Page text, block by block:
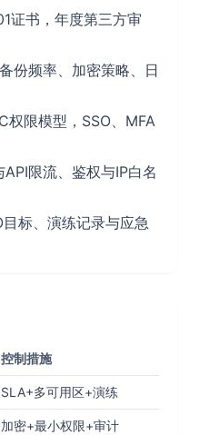
证书，年度第三方审
份频率、加密策略、日
权限模型，SSO、MFA
限流、鉴权与IP白名
标、演练记录与应急
控制措施
SLA+多可用区+演练
加密+最小权限+审计